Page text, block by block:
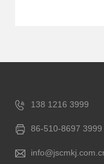
138 1216 3999
86-510-8697 3999